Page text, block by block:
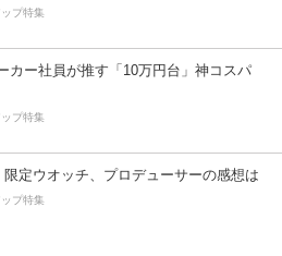
プ特集
カー社員が推す「10万円台」神コスパ
プ特集
限定ウオッチ、プロデューサーの感想は
プ特集